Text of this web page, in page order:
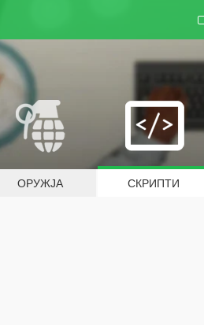
ОРУЖЈА СКРИПТИ